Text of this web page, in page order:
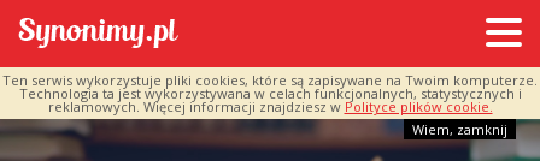
Ten serwis wykorzystuje pliki cookies, które są zapisywane na Twoim komputerze.
Technologia ta jest wykorzystywana w celach funkcjonalnych, statystycznych i
reklamowych. Więcej informacji znajdziesz w Polityce plików cookie.
Wiem, zamknij